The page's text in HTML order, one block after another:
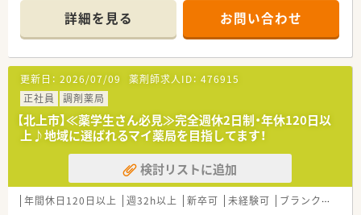
■新卒採用も積極的に行っており、若手も活躍できる環境は整っ
ております。
■教育制度は集合研修やEラーニングを活用しております。
詳細を見る お問い合わせ
更新日： 2026/07/09 薬剤師求人ID： 476915
正社員
調剤薬局
【北上市】≪薬学生さん必見≫完全週休2日制・年休120日以
上♪地域に選ばれるマイ薬局を目指してます！
検討リストに追加
年間休日120日以上 週32h以上 新卒可 未経験可 ブランク可